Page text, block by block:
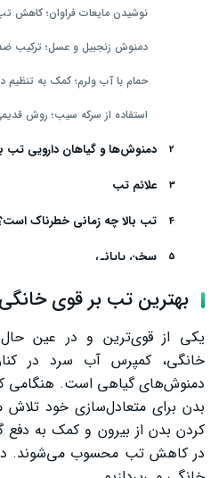
نوشیدن مایعات فراوان؛ کاهش
دمنوش زنجبیل و عسل؛ ترکیب
حمام با آب ولرم؛ کمک به تنظیم
استفاده از سرکه سیب؛ روش
دمنوش‌ها و گیاهان دارویی تب
علائم تب
تب بالا چه زمانی خطرناک
سخن پایانی
بهترین تب بر قوی خانگی
یکی از قوی‌ترین و در عین
خانگی، کمپرس آب سرد در
دمنوش‌های گیاهی است. هنگامی
بدن برای متعادل‌سازی خود
کردن بدن از بیرون و کمک به دفع
در کاهش تب محسوب می‌شوند. در